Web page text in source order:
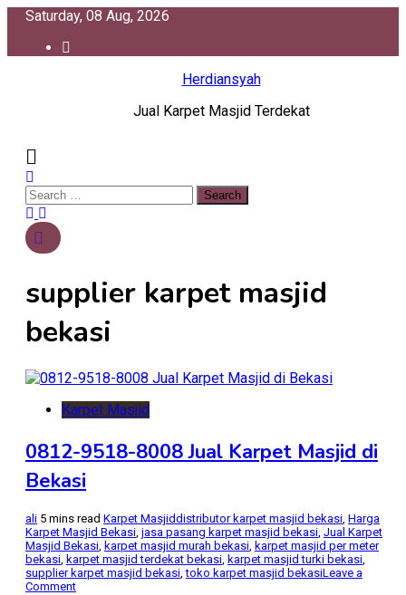
Skip
content
Saturday, 08 Aug, 2026
Herdiansyah
Jual Karpet Masjid Terdekat
Search
for:
supplier karpet masjid
bekasi
Karpet Masjid
0812-9518-8008 Jual Karpet Masjid di
Bekasi
ali 5 mins read Karpet Masjiddistributor karpet masjid bekasi, Harga
Karpet Masjid Bekasi, jasa pasang karpet masjid bekasi, Jual Karpet
Masjid Bekasi, karpet masjid murah bekasi, karpet masjid per meter
bekasi, karpet masjid terdekat bekasi, karpet masjid turki bekasi,
supplier karpet masjid bekasi,toko karpet masjid bekasiLeave a
Commenton